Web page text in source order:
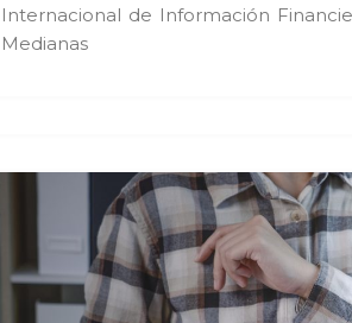
Internacional de Información
Medianas